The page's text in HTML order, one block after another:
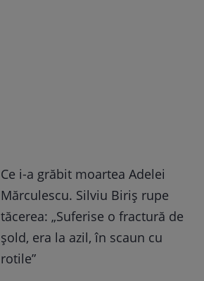
Ce i-a grăbit moartea Adelei
Mărculescu. Silviu Biriș rupe
tăcerea: „Suferise o fractură de
șold, era la azil, în scaun cu
rotile”